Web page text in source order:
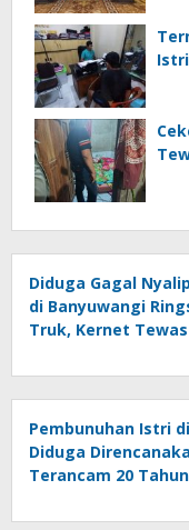
Diduga Gagal
di Banyuwangi
Truk, Kernet Tewas
Pembunuhan Istri
Diduga
Terancam 20